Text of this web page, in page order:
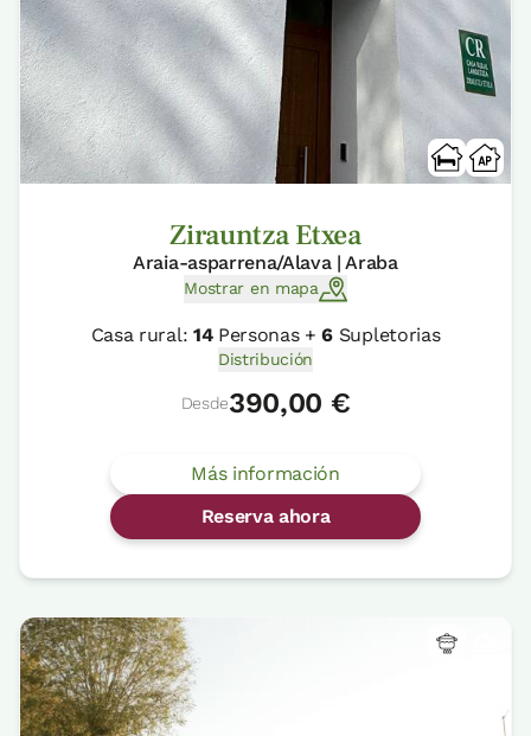
Zirauntza Etxea
Araia-asparrena/Alava | Araba
Mostrar en mapa
Casa rural: 14Personas +6 Supletorias
Distribución
Desde390,00 €
Más información
Reserva ahora